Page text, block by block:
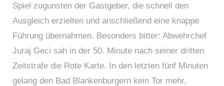
Spiel zugunsten der Gastgeber, die schnell den
Ausgleich erzielten und anschließend eine knappe
Führung übernahmen. Besonders bitter: Abwehrchef
Juraj Geci sah in der 50. Minute nach seiner dritten
Zeitstrafe die Rote Karte. In den letzten fünf Minuten
gelang den Bad Blankenburgern kein Tor mehr,